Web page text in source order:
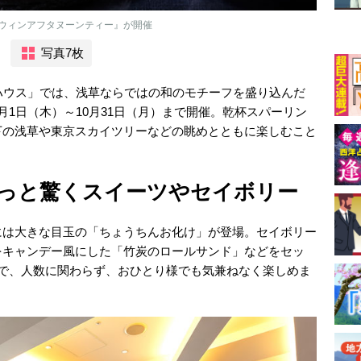
ィンアフタヌーンティー』が開催
写真7枚
ス」では、浅草ならではの和のモチーフを盛り込んだ
1日（木）～10月31日（月）まで開催。乾杯スパーリン
浅草や東京スカイツリーなどの眺めとともに楽しむこと
と驚くスイーツやセイボリー
大きな目玉の「ちょうちんお化け」が登場。セイボリー
ャンデー風にした「竹炭のロールサンド」などをセッ
、人数に関わらず、おひとり様でも気兼ねなく楽しめま